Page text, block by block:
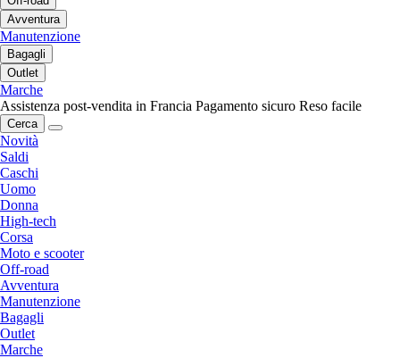
Avventura
Manutenzione
Bagagli
Outlet
Marche
Assistenza post-vendita in Francia Pagamento sicuro Reso facile
Cerca
Novità
Saldi
Caschi
Uomo
Donna
High-tech
Corsa
Moto e scooter
Off-road
Avventura
Manutenzione
Bagagli
Outlet
Marche